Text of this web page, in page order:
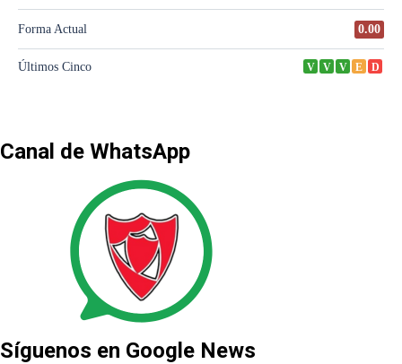
Canal de WhatsApp
Síguenos en Google News